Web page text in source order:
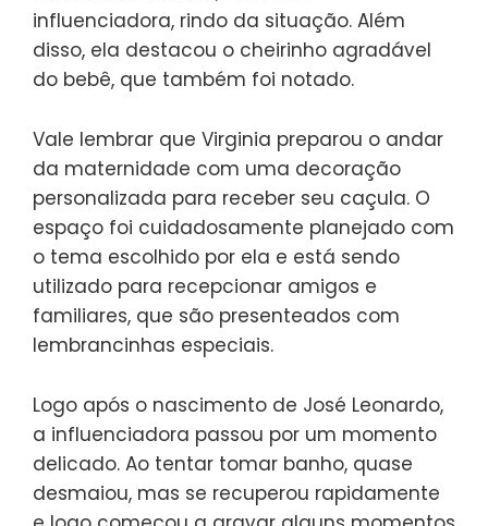
influenciadora, rindo da situação. Além
disso, ela destacou o cheirinho agradável
do bebê, que também foi notado.
Vale lembrar que Virginia preparou o andar
da maternidade com uma decoração
personalizada para receber seu caçula. O
espaço foi cuidadosamente planejado com
o tema escolhido por ela e está sendo
utilizado para recepcionar amigos e
familiares, que são presenteados com
lembrancinhas especiais.
Logo após o nascimento de José Leonardo,
a influenciadora passou por um momento
delicado. Ao tentar tomar banho, quase
desmaiou, mas se recuperou rapidamente